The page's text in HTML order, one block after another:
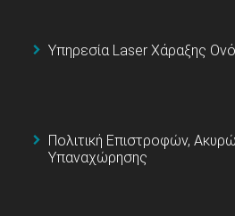
Υπηρεσία Laser Χάραξης
Πολιτική Επιστροφών,
Υπαναχώρησης